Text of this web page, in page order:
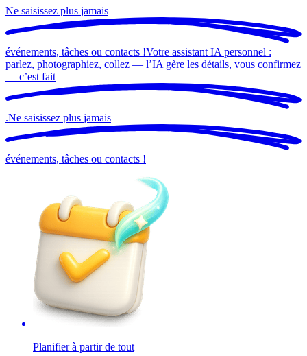
Ne saisissez plus jamais
événements, tâches ou contacts !Votre assistant IA personnel :
parlez, photographiez, collez — l’IA gère les détails, vous confirmez
— c’est fait
.Ne saisissez plus jamais
événements, tâches ou contacts !
Planifier à partir de tout